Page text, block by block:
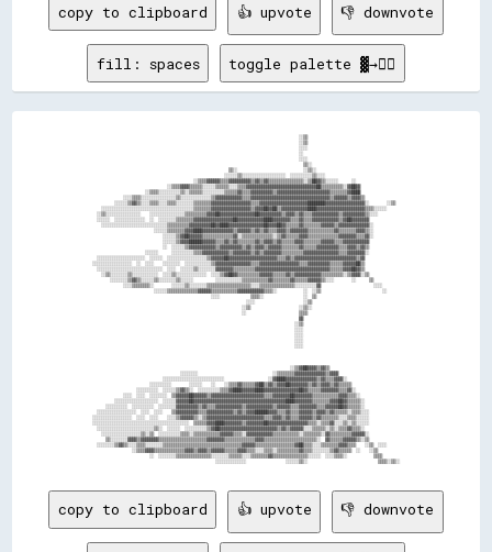
copy to clipboard 👍 upvote 👎 downvote
fill: spaces toggle palette ▓→✊🏽
                                                                                              ░░▒▒
                                                                                              ░░▒▒
                                                                                                ▒▒░░
                                                              ▒▒░░                              ░░▒▒░░
                                                            ░░░░░░▒▒░░░░░░░░░░░░░░░░░░░░  ░░░░░░░░░░▒▒░░░░
                                              ░░▒▒▒▒▓▓▓▓▓▓▒▒▒▒▓▓▓▓▓▓▓▓▓▓▒▒▓▓▒▒▓▓▒▒▒▒▒▒▒▒▒▒▒▒▒▒▒▒░░▒▒██▓▓▒▒░░░░░░      ░░
                                  ░░▒▒▒▒▓▓▓▓▒▒▒▒▒▒░░░░░░▒▒▒▒▒▒░░░░▒▒▒▒▓▓▓▓▓▓▓▓▓▓▓▓▓▓▓▓▓▓▓▓▓▓▓▓▓▓▓▓▓▓▓▓██▒▒▒▒▒▒▒▒▒▒░░▓▓██▓▓
                        ░░▒▒▒▒░░░░░░░░░░▒▒░░▒▒▒▒▒▒░░░░░░░░░░▒▒▒▒▒▒▓▓▒▒▒▒▓▓▓▓▓▓▓▓▓▓▒▒▓▓▓▓▓▓▓▓▓▓▓▓▓▓▓▓▓▓▓▓▓▓▓▓▒▒▒▒▒▒▒▒▓▓████
              ░░░░▒▒▒▒░░░░░░░░░░░░░░░░▒▒░░░░░░░░░░░░░░▒▒▓▓▓▓▓▓▓▓▓▓▓▓▒▒▒▒▓▓▓▓▓▓▓▓▓▓▓▓▓▓▓▓▓▓▓▓▓▓▓▓▓▓▓▓▓▓▓▓▓▓▓▓▒▒▓▓▓▓▓▓▒▒▓▓▓▓▒▒
          ░░░░░░▒▒▓▓▒▒░░░░▒▒▒▒░░░░▒▒▒▒░░░░░░░░▒▒▒▒▒▒▒▒▓▓▓▓▓▓▓▓▓▓▓▓▓▓▓▓▓▓▒▒▒▒▓▓▓▓▓▓▓▓▓▓▓▓▓▓▓▓▓▓▓▓▓▓████████▓▓▓▓▓▓▓▓▓▓▓▓▓▓▓▓▓▓░░        ░░▒▒
    ░░░░░░░░░░░░░░░░░░░░░░░░░░░░░░░░░░░░░░░░░░▒▒▒▒▒▒▒▒▓▓▓▓▓▓▓▓▓▓▓▓▓▓▓▓▓▓▒▒▓▓▓▓██▓▓██▒▒▓▓▓▓▓▓▓▓▓▓▓▓████▓▓▓▓▓▓▓▓▓▓▓▓▓▓▓▓▓▓▓▓▓▓▒▒▒▒░░░░░░
  ░░▒▒░░░░░░░░░░░░░░░░    ░░░░░░░░░░░░░░░░▒▒▒▒▒▒▒▒▒▒▓▓▓▓██▓▓▓▓▓▓▓▓▓▓▓▓▓▓▓▓██▓▓▓▓▓▓▓▓▓▓▒▒▓▓▓▓▒▒▓▓▒▒▒▒▓▓▓▓▓▓▓▓▓▓▓▓▒▒▓▓▓▓▓▓▓▓▓▓▒▒░░░░
  ░░░░░░  ░░░░░░░░░░░░░░  ░░  ░░░░░░░░▒▒▒▒▒▒▒▒▓▓▓▓▓▓▓▓▓▓▓▓▓▓▓▓▓▓██▓▓▓▓▓▓▓▓▓▓▓▓████▓▓▓▓▓▓▓▓▒▒▒▒▓▓▒▒▒▒▓▓▓▓▓▓▓▓▓▓▓▓▒▒▓▓██▓▓▓▓▓▓▓▓
    ░░░░░░░░░░░░░░░░░░░░░░░░░░░░░░▒▒▒▒▒▒▒▒▒▒▓▓▓▓▓▓▓▓▓▓██▓▓████▓▓▓▓▓▓▓▓▓▓▓▓▓▓▓▓██▓▓▓▓██▓▓▒▒▒▒▒▒▓▓▒▒▒▒▒▒▒▒▓▓▓▓▓▓▒▒▓▓▓▓▓▓▓▓▓▓▓▓▓▓░░
                            ░░░░░░▒▒▒▒▒▒▒▒▓▓▓▓████▓▓▓▓▓▓▓▓▓▓▓▓▓▓▒▒▓▓▓▓▓▓▒▒▓▓▒▒▓▓▒▒▒▒▓▓▓▓▒▒▓▓▓▓▓▓▓▓▒▒▒▒▒▒▒▒▒▒▒▒▓▓▒▒▒▒▒▒▒▒▓▓▓▓▒▒░░
                                ░░░░░░▒▒▓▓██▓▓▓▓▓▓▒▒▒▒▒▒▒▒▒▒▒▒▒▒▓▓░░▒▒▒▒▒▒▒▒▒▒▒▒▒▒░░▒▒▓▓▒▒▒▒▒▒▓▓▓▓▒▒▒▒▒▒▒▒▒▒▒▒▒▒▓▓▓▓▓▓▓▓▒▒▒▒▓▓░░
                                ░░░░░░▒▒▓▓▓▓██████▓▓▓▓▓▓▒▒▒▒▓▓▒▒▓▓▒▒▒▒▒▒▒▒▓▓▒▒▓▓▓▓▒▒▓▓▒▒▒▒▒▒▓▓▓▓▒▒▒▒▒▒▒▒▓▓▓▓▓▓▒▒▒▒▓▓▓▓▓▓▓▓▓▓▓▓
                                ░░  ░░░░░░▒▒▓▓▓▓▓▓▓▓▓▓▓▓▒▒▓▓▓▓▓▓▓▓▓▓▒▒▓▓▒▒▓▓▓▓▒▒▓▓▓▓▓▓▒▒▒▒▒▒▒▒▓▓▒▒▒▒▒▒▓▓▓▓▓▓▓▓▓▓▒▒▒▒▓▓▓▓▒▒▓▓▒▒
                        ░░░░░░      ░░░░░░░░░░▒▒▒▒▓▓▓▓▓▓▓▓▓▓▓▓▒▒▓▓▓▓▓▓▓▓▒▒▓▓▒▒▓▓▓▓▓▓▓▓▒▒▒▒▒▒▒▒▒▒▓▓▓▓▓▓▓▓▓▓▓▓▓▓▓▓▒▒▒▒▓▓▓▓▓▓▓▓░░
  ░░░░░░░░░░░░░░░░░░░░░░  ░░░░░░  ░░░░░░░░░░░░░░░░░░▒▒▓▓▓▓▓▓██▓▓▓▓▓▓▓▓▓▓▓▓▓▓▓▓▓▓▓▓▓▓▒▒▒▒▓▓▒▒▓▓▓▓▓▓▓▓▓▓▓▓▓▓▓▓▓▓▓▓▓▓▓▓▓▓▓▓▒▒▓▓
░░░░░░░░░░░░░░░░░░  ░░  ░░░░    ░░░░░░░░  ░░░░░░░░░░░░▒▒▓▓▓▓▓▓▓▓▓▓▓▓▓▓▓▓▒▒▒▒▓▓▓▓▓▓▓▓▓▓▓▓▓▓▓▓▓▓▒▒▒▒▓▓▓▓▓▓▓▓▓▓▒▒▒▒▒▒▓▓▓▓▓▓██▒▒
  ░░░░░░░░░░░░░░░░░░░░░░░░░░░░░░  ░░░░  ░░░░░░▒▒░░░░░░░░▓▓▓▓▓▓▓▓▒▒▒▒▒▒▒▒▒▒▓▓▓▓▓▓▓▓▓▓▓▓▓▓▓▓▓▓▓▓▓▓▓▓▓▓▓▓▓▓▓▓▓▓▒▒▒▒▒▒▓▓▓▓██▓▓▒▒
    ░░▒▒░░░░░░░░▒▒░░░░░░░░░░░░  ░░░░▒▒░░░░░░░░░░░░░░  ░░░░▒▒▓▓██▓▓▒▒▒▒▒▒▒▒▒▒▓▓▓▓▓▓▒▒▒▒▒▒▓▓▒▒▓▓▓▓▓▓▓▓▓▓▓▓▒▒▒▒▒▒▒▒▒▒░░▒▒▓▓▓▓░░▒▒
        ░░░░░░░░▒▒▓▓▒▒░░░░░░▒▒░░░░░░░░▒▒░░░░░░          ░░░░░░░░░░░░▒▒▒▒▒▒▒▒▒▒▒▒▓▓▒▒▒▒▒▒▒▒▓▓▒▒▒▒▒▒▓▓▓▓▓▓▒▒░░░░        ░░      ▒▒
              ░░░░▒▒▒▒▒▒▒▒░░        ░░░░░░▒▒░░░░░░░░▒▒▒▒▒▒▒▒▒▒▒▒▒▒▒▒▒▒▒▒░░░░▒▒▒▒▒▒▒▒▒▒▒▒▒▒▒▒░░░░░░░░░░▓▓                        ░░░░
                            ░░░░░░▒▒▒▒▒▒▒▒▒▒▒▒▒▒▓▓▓▓▓▓▒▒▒▒▒▒▒▒▒▒▒▒▓▓▓▓▓▓▓▓▓▓▓▓▒▒▒▒░░            ░░  ░░▒▒                            ░░
                                                      ░░░░              ▒▒▒▒░░                  ░░  ▒▒
                                                                      ░░░░                      ░░▒▒
                                                                    ░░▒▒                      ░░▒▒░░
                                                                    ░░                        ▒▒▒▒
                                                                                              ▓▓
                                                                                            ░░▒▒
                                                                                          ░░▒▒▓▓██▓▓▓▓▒▒▓▓▒▒
                                        ░░░░░░░░                                  ░░▒▒▒▒▒▒▒▒▓▓▓▓▓▓▓▓▓▓▓▓▓▓▒▒▓▓▓▓
                                ░░░░░░░░░░░░░░░░░░░░░░░░░░░░                    ░░▓▓████▓▓▓▓▓▓▓▓▓▓▓▓▓▓▒▒▓▓▒▒▒▒▓▓▓▓░░
                          ░░░░░░░░░░        ░░░░░░    ░░    ░░▒▒▒▒▓▓▒▒▒▒▒▒▓▓██▒▒▓▓▒▒▓▓▓▓██▓▓▓▓▓▓▓▓▒▒▓▓▒▒▓▓▓▓▒▒▓▓▒▒▒▒▒▒
                    ░░░░░░░░░░  ░░░░░░▒▒▓▓▒▒░░  ░░░░░░░░░░▒▒▒▒▓▓████▓▓▓▓▓▓████▓▓▓▓▓▓▓▓▓▓▓▓▓▓▓▓██▓▓▒▒▒▒▒▒▓▓▓▓▓▓▓▓▒▒▒▒▓▓░░
              ░░░░  ░░░░  ░░░░░░░░  ▒▒▓▓▓▓▓▓██▓▓▓▓▓▓▒▒▓▓▓▓▓▓▓▓▓▓▓▓▓▓▓▓▓▓▓▓▓▓▓▓▒▒▒▒▓▓▓▓▓▓▓▓██▓▓▓▓▓▓▓▓▒▒▒▒▒▒▒▒▒▒▒▒▓▓▓▓▒▒▒▒░░
          ░░░░░░░░░░░░░░░░░░░░  ░░░░░░▓▓▓▓▓▓██▓▓▓▓▓▓▓▓▓▓▓▓▓▓▓▓▓▓▓▓▓▓▓▓▓▓▓▓▓▓▓▓▓▓▓▓▓▓▓▓▓▓████▓▓▓▓▓▓▓▓▒▒▒▒▒▒▒▒▓▓▓▓██▓▓▒▒▒▒▒▒░░
      ░░░░░░░░░░  ░░░░░░░░░░  ░░░░░░░░▓▓▓▓▓▓▓▓▓▓▒▒▓▓▒▒▒▒▓▓▓▓▓▓▓▓▓▓▓▓▒▒▓▓▓▓▓▓▓▓▓▓▓▓▒▒▓▓▓▓▓▓▒▒▒▒▓▓▓▓▓▓▓▓▒▒▒▒▓▓▓▓▓▓██▓▓▒▒▒▒▒▒░░
  ░░░░░░░░░░░░░░░░░░  ░░░░  ░░░░    ▒▒▓▓▓▓▓▓▓▓▓▓▒▒▒▒▓▓▓▓▓▓▓▓▓▓▓▓▒▒▓▓▒▒▓▓▓▓██████▓▓▓▓▒▒▒▒▓▓▒▒▒▒▓▓▓▓▓▓▒▒▓▓▓▓▒▒▓▓▒▒▒▒▒▒░░▒▒▒▒░░░░
░░░░░░░░░░░░░░░░░░  ░░░░  ░░░░    ░░░░▒▒▓▓▓▓▓▓▒▒░░▒▒▓▓▓▓▓▓▓▓▓▓▓▓▓▓▓▓▓▓▓▓▓▓▓▓▓▓▒▒▒▒▓▓▓▓▒▒▓▓▒▒▒▒▓▓▓▓▓▓▒▒▓▓▒▒▒▒▒▒▒▒░░░░▒▒▒▒░░░░░░
░░░░░░░░░░░░░░░░░░░░░░░░░░░░░░░░░░░░░░░░░░░░  ▒▒▒▒▒▒▓▓▓▓████▓▓▓▓▓▓▓▓▒▒▓▓▓▓▓▓▓▓██▓▓▓▓▓▓▓▓▓▓▓▓▓▓▓▓▓▓▒▒▒▒░░▒▒▒▒▓▓░░░░▒▒░░▒▒░░░░░░
  ░░░░░░░░░░░░░░░░░░░░░░░░░░▒▒░░  ░░░░░░  ░░░░░░░░░░▒▒▓▓██▓▓▓▓▓▓▓▓▓▓▓▓▓▓▓▓▓▓▓▓▓▓▓▓▓▓▒▒▓▓▒▒▓▓▓▓▓▓░░░░▒▒▒▒▒▒░░▒▒░░▒▒▒▒▓▓▒▒▒▒░░
    ░░░░░░░░░░░░░░░░░░▒▒░░▒▒  ░░░░░░░░░░▒▒▒▒░░▒▒▒▒▒▒▒▒▒▒▒▒▓▓▓▓▓▓▒▒▒▒░░▓▓▓▓▓▓▓▓▓▓▓▓▒▒▒▒▒▒▒▒▒▒▒▒░░▒▒▒▒▒▒▒▒░░▓▓▒▒▒▒▒▒▒▒▒▒▓▓▓▓▓▓░░
      ▒▒░░░░░░░░▓▓▓▓▒▒▓▓▓▓▓▓▓▓▒▒▒▒▒▒▒▒▒▒▒▒▒▒▒▒▒▒▒▒▒▒▓▓▓▓▓▓▓▓▒▒▒▒▒▒▒▒▒▒▒▒▒▒▓▓▓▓▒▒▒▒▒▒▒▒▒▒▒▒▒▒▒▒▒▒▒▒▒▒▒▒░░  ▓▓▒▒▒▒▒▒▓▓▓▓▓▓▒▒░░▒▒
  ░░░░░░░░▒▒▓▓▒▒░░░░▒▒▒▒░░░░░░░░▒▒▒▒▒▒▒▒▒▒▒▒▒▒▒▒▒▒▒▒▒▒▒▒▒▒▒▒▒▒▒▒▒▒▒▒▓▓▓▓▓▓▒▒▒▒▒▒▒▒▒▒▒▒▒▒▒▒▒▒▓▓██▒▒▒▒░░░░▒▒▒▒▒▒▒▒▓▓▓▓▒▒▒▒    ░░▒▒  ░░░░
                  ░░▒▒▒▒▓▓▓▓▒▒▒▒▒▒▒▒▒▒▒▒▒▒▓▓▓▓▒▒▓▓▓▓▒▒▓▓▓▓▓▓▒▒▒▒▒▒▓▓▓▓▒▒▒▒░░░░▒▒▒▒░░▒▒▒▒▒▒▒▒▒▒▓▓▒▒▒▒░░░░░░░░▒▒▓▓▒▒▒▒▒▒  ░░    ░░▒▒
                          ░░  ░░░░░░░░▒▒▒▒▒▒▒▒▒▒▒▒▒▒▒▒░░░░░░░░▒▒▒▒▒▒░░░░▒▒▒▒▒▒▒▒▓▓▒▒▒▒▒▒▒▒▒▒▒▒▒▒▒▒░░░░░░  ░░░░▒▒▒▒░░            ▒▒▒▒
copy to clipboard 👍 upvote 👎 downvote